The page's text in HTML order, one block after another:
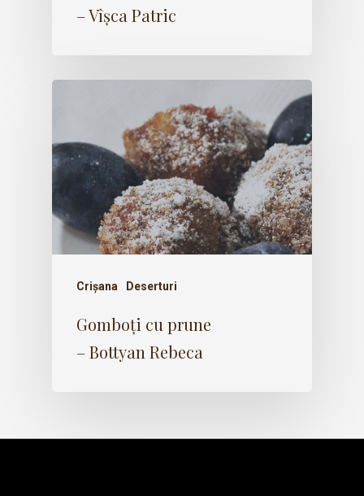
– Vîșca Patric
Crișana Deserturi
Gomboți cu prune
– Bottyan Rebeca